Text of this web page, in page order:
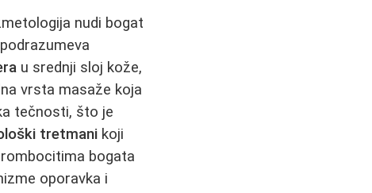
nudi bogat
podrazumeva
u srednji sloj kože,
vrsta masaže koja
tečnosti, što je
tretmani koji
bogata
oporavka i